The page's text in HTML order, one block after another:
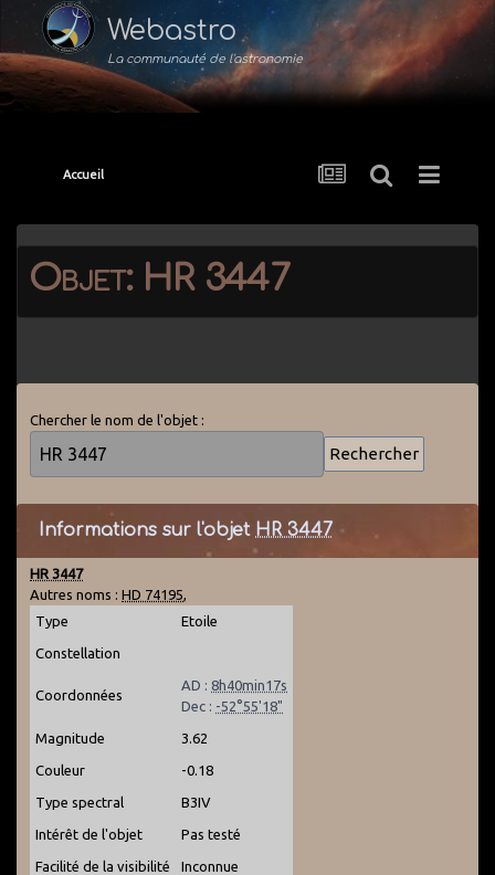
Webastro
La communauté de l'astronomie
Accueil
Objet: HR 3447
Chercher le nom de l'objet :
Informations sur l'objet HR 3447
HR 3447
Autres noms : HD 74195,
Type
Etoile
Constellation
Coordonnées
AD : 8h40min17s
Dec : -52°55'18"
Magnitude 3.62
Couleur -0.18
Type spectral B3IV
Intérêt de l'objet Pas testé
Facilité de la visibilité Inconnue